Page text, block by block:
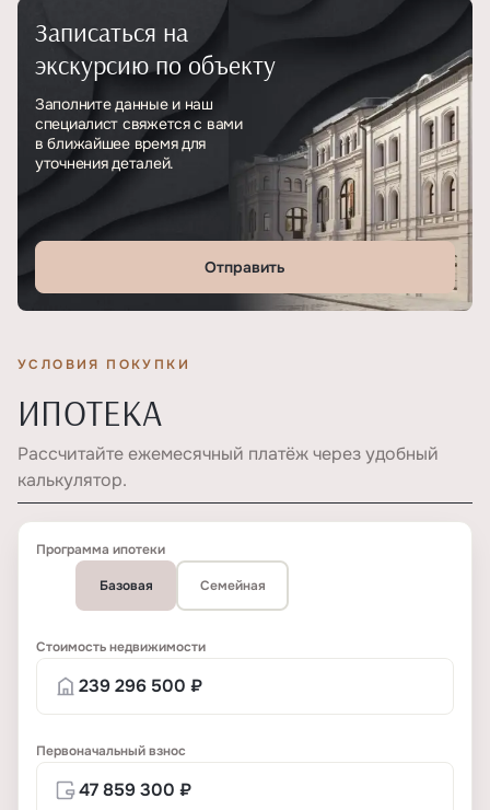
Записаться на
экскурсию по объекту
Заполните данные и наш
специалист свяжется с вами
в ближайшее время для
уточнения деталей.
Отправить
УСЛОВИЯ ПОКУПКИ
ИПОТЕКА
Рассчитайте ежемесячный платёж через удобный
калькулятор.
Программа ипотеки
Базовая Семейная
Стоимость недвижимости
Первоначальный взнос